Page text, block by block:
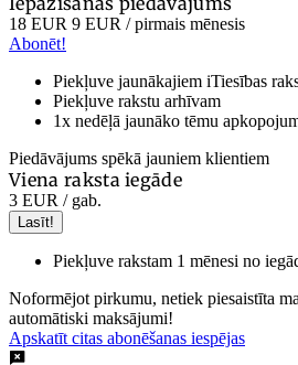
18 EUR 9 EUR / pirmais mēnesis
Abonēt!
Piekļuve jaunākajiem iTiesības
Piekļuve rakstu arhīvam
1x nedēļā jaunāko tēmu
Piedāvājums spēkā jauniem klientiem
Viena raksta iegāde
3 EUR / gab.
Lasīt!
Piekļuve rakstam 1 mēnesi no
Noformējot pirkumu, netiek piesaistīta
automātiski maksājumi!
Apskatīt citas abonēšanas iespējas